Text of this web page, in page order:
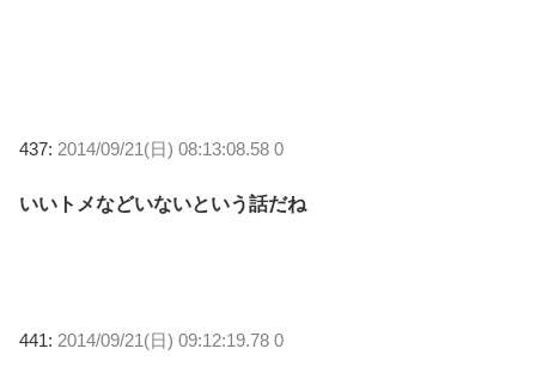
437: 2014/09/21(日) 08:13:08.58 0
いいトメなどいないという話だね
441: 2014/09/21(日) 09:12:19.78 0